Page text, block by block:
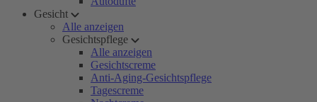
Gesicht
Alle anzeigen
Gesichtspflege
Alle anzeigen
Gesichtscreme
Anti-Aging-Gesichtspflege
Tagescreme